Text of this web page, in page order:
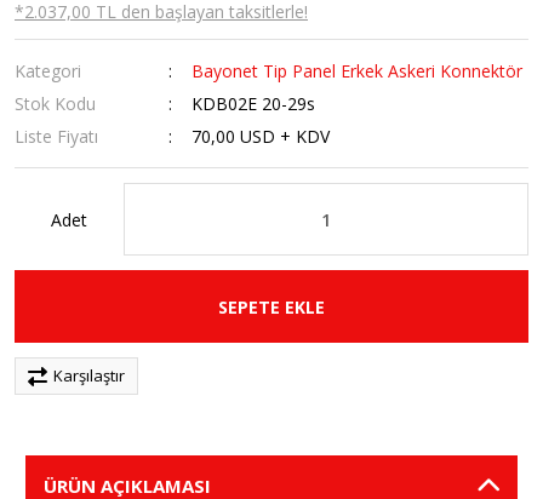
*2.037,00 TL den başlayan taksitlerle!
Kategori
Bayonet Tip Panel Erkek Askeri Konnektör
Stok Kodu
KDB02E 20-29s
Liste Fiyatı
70,00 USD + KDV
Adet
SEPETE EKLE
Karşılaştır
ÜRÜN AÇIKLAMASI